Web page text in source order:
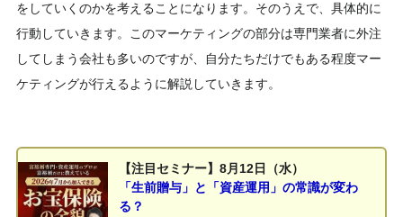
をしていくのかを考えることになります。そのうえで、具体的に
行動していきます。このマーケティングの部分は専門業者に外注
してしまう会社も多いのですが、自分たちだけでもある程度マー
ケティングが行えるように解説していきます。
【注目セミナー】8月12日（水）
「生前贈与」と「資産運用」の常識が変わ
る？